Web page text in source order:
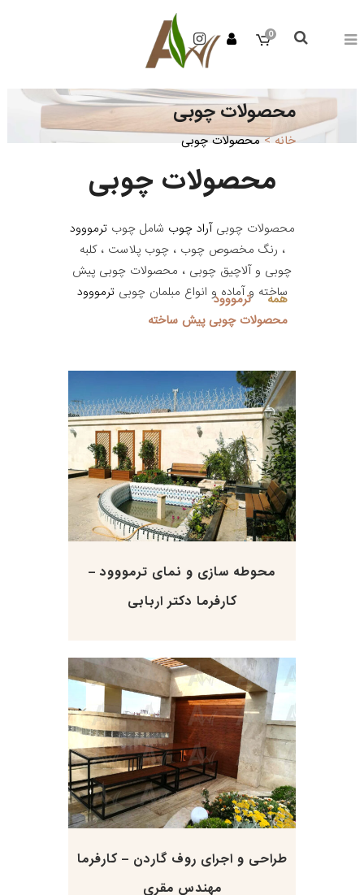
0
محصولات چوبی
خانه>محصولات چوبی
محصولات چوبی
محصولات چوبیآراد چوب شامل چوبترمووود
، رنگ مخصوص چوب ، چوب پلاست ، کلبه
چوبی و آلاچیق چوبی ، محصولات چوبی پیش
ساخته و آماده و انواع مبلمان چوبیترمووود همه
ترمووود
محصولات چوبی پیش ساخته
محوطه سازی و نمای ترمووود –
کارفرما دکتر اربابی
طراحی و اجرای روف گاردن – کارفرما
مهندس مقری